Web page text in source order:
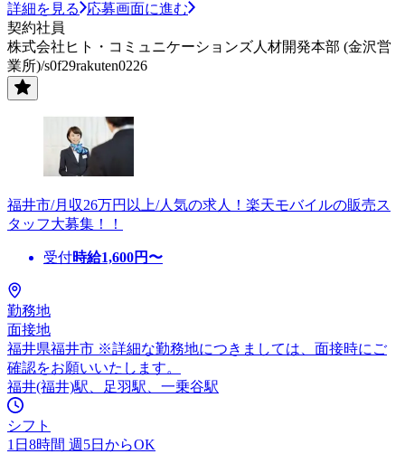
詳細を見る
応募画面に進む
契約社員
株式会社ヒト・コミュニケーションズ人材開発本部 (金沢営
業所)/s0f29rakuten0226
福井市/月収26万円以上/人気の求人！楽天モバイルの販売ス
タッフ大募集！！
受付時給1,600円〜
勤務地
面接地
福井県福井市 ※詳細な勤務地につきましては、面接時にご
確認をお願いいたします。
福井(福井)駅、足羽駅、一乗谷駅
シフト
1日8時間 週5日からOK